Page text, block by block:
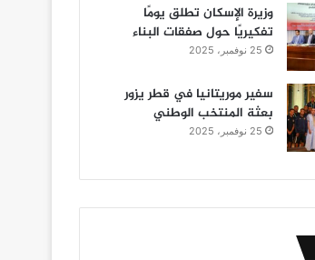
وزيرة الإسكان تطلق يومًا
تفكيريًا حول صفقات البناء
25 نوفمبر، 2025
سفير موريتانيا في قطر يزور
بعثة المنتخب الوطني
25 نوفمبر، 2025